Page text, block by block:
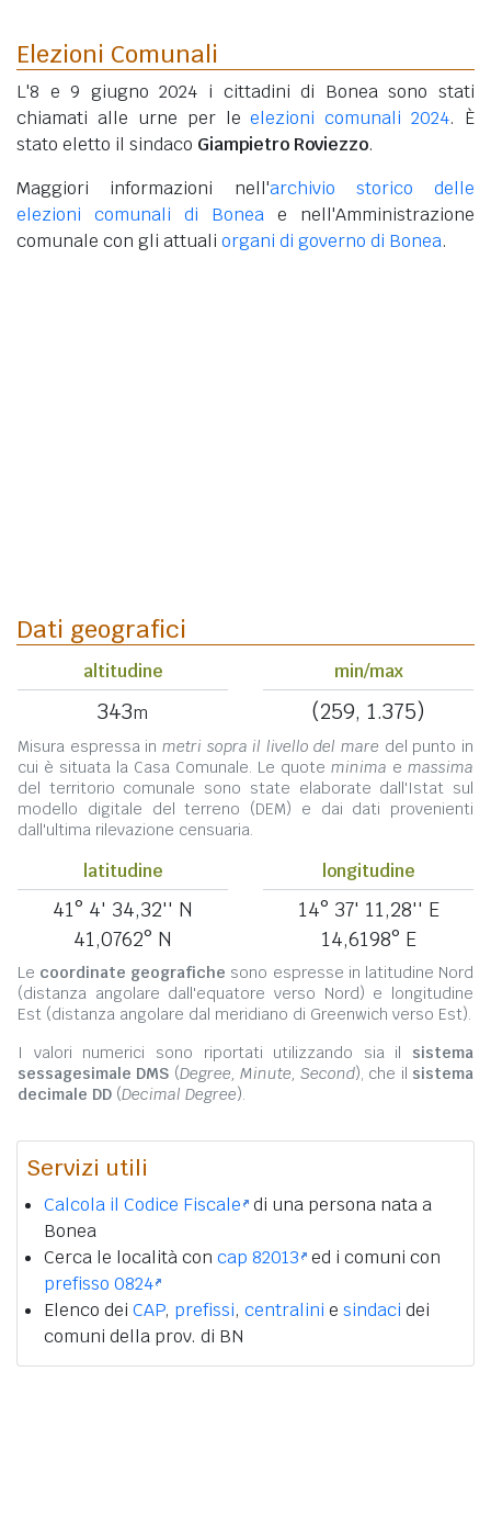
Elezioni Comunali
L'8 e 9 giugno 2024 i cittadini di Bonea sono stati
chiamati alle urne per leelezioni comunali 2024. È
stato eletto il sindaco Giampietro Roviezzo.
Maggiori informazioni nell'archivio storico delle
elezioni comunali di Bonea e nell'Amministrazione
comunale con gli attuali organi di governo di Bonea.
Dati geografici
altitudine
343m
min/max
(259, 1.375)
Misura espressa in metri sopra il livello del mare del punto in
cui è situata la Casa Comunale. Le quote minima e massima
del territorio comunale sono state elaborate dall'Istat sul
modello digitale del terreno (DEM) e dai dati provenienti
dall'ultima rilevazione censuaria.
latitudine
41° 4' 34,32'' N
41,0762° N
longitudine
14° 37' 11,28'' E
14,6198° E
Le coordinate geografiche sono espresse in latitudine Nord
(distanza angolare dall'equatore verso Nord) e longitudine
Est (distanza angolare dal meridiano di Greenwich verso Est).
I valori numerici sono riportati utilizzando sia il sistema
sessagesimale DMS (Degree, Minute, Second), che il sistema
decimale DD (Decimal Degree).
Servizi utili
Calcola il Codice Fiscale di una persona nata a
Bonea
Cerca le località con cap 82013 ed i comuni con
prefisso 0824
Elenco dei CAP, prefissi, centralini e sindaci dei
comuni della prov. di BN